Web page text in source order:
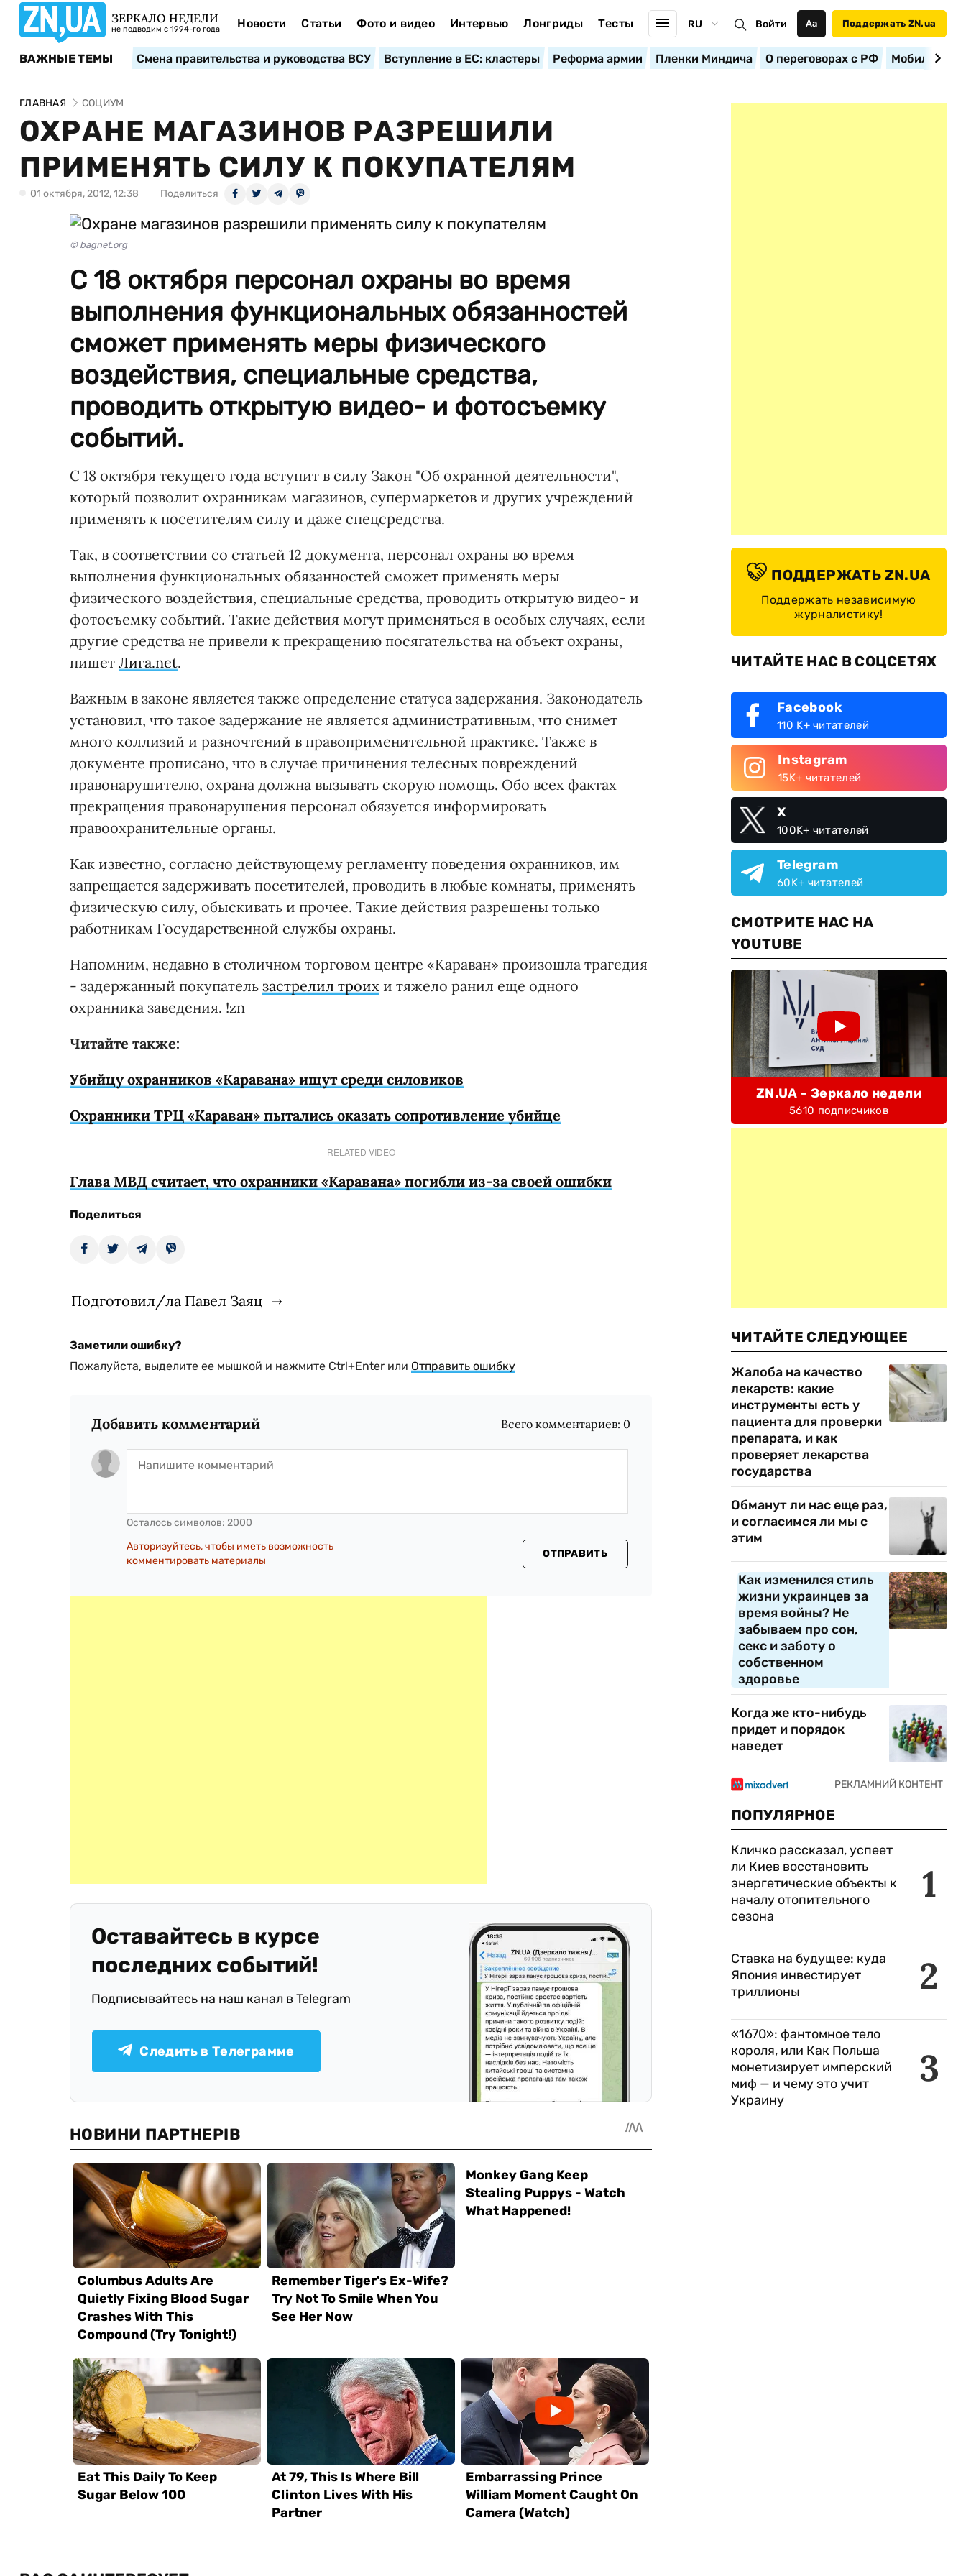
ЗЕРКАЛО НЕДЕЛИ
не подводим с 1994-го года Новости Статьи Фото и видео Интервью Лонгриды Тесты RU Войти Аа Поддержать ZN.ua
ВАЖНЫЕ ТЕМЫ Смена правительства и руководства ВСУ Вступление в ЕС: кластеры Реформа армии Пленки Миндича О переговорах с РФ
ГЛАВНАЯ СОЦИУМ
ОХРАНЕ МАГАЗИНОВ РАЗРЕШИЛИ
ПРИМЕНЯТЬ СИЛУ К ПОКУПАТЕЛЯМ
01 октября, 2012, 12:38 Поделиться
© bagnet.org
С 18 октября персонал охраны во время
выполнения функциональных обязанностей
сможет применять меры физического
воздействия, специальные средства,
проводить открытую видео- и фотосъемку
событий.
С 18 октября текущего года вступит в силу Закон "Об охранной деятельности",
который позволит охранникам магазинов, супермаркетов и других учреждений
применять к посетителям силу и даже спецсредства.
Так, в соответствии со статьей 12 документа, персонал охраны во время
выполнения функциональных обязанностей сможет применять меры
физического воздействия, специальные средства, проводить открытую видео- и
фотосъемку событий. Такие действия могут применяться в особых случаях, если
другие средства не привели к прекращению посягательства на объект охраны,
пишет Лига.net.
Важным в законе является также определение статуса задержания. Законодатель
установил, что такое задержание не является административным, что снимет
много коллизий и разночтений в правоприменительной практике. Также в
документе прописано, что в случае причинения телесных повреждений
правонарушителю, охрана должна вызывать скорую помощь. Обо всех фактах
прекращения правонарушения персонал обязуется информировать
правоохранительные органы.
Как известно, согласно действующему регламенту поведения охранников, им
запрещается задерживать посетителей, проводить в любые комнаты, применять
физическую силу, обыскивать и прочее. Такие действия разрешены только
работникам Государственной службы охраны.
Напомним, недавно в столичном торговом центре «Караван» произошла трагедия
- задержанный покупатель застрелил троих и тяжело ранил еще одного
охранника заведения. !zn
Читайте также:
Убийцу охранников «Каравана» ищут среди силовиков
Охранники ТРЦ «Караван» пытались оказать сопротивление убийце
RELATED VIDEO
Глава МВД считает, что охранники «Каравана» погибли из-за своей ошибки
Поделиться
Подготовил/ла Павел Заяц
Заметили ошибку?
Пожалуйста, выделите ее мышкой и нажмите Ctrl+Enter или Отправить ошибку
Добавить комментарий Всего комментариев: 0
Осталось символов: 2000
Авторизуйтесь, чтобы иметь возможность
комментировать материалы
ОТПРАВИТЬ
Оставайтесь в курсе
последних событий!
Подписывайтесь на наш канал в Telegram
Следить в Телеграмме
ПОДДЕРЖАТЬ ZN.UA
Поддержать независимую
журналистику!
ЧИТАЙТЕ НАС В СОЦСЕТЯХ
Facebook
110 K+ читателей
Instagram
15K+ читателей
X
100K+ читателей
Telegram
60K+ читателей
СМОТРИТЕ НАС НА
YOUTUBE
ZN.UA - Зеркало недели
5610 подписчиков
ЧИТАЙТЕ СЛЕДУЮЩЕЕ
Жалоба на качество
лекарств: какие
инструменты есть у
пациента для проверки
препарата, и как
проверяет лекарства
государства
Обманут ли нас еще раз,
и согласимся ли мы с
этим
Как изменился стиль
жизни украинцев за
время войны? Не
забываем про сон,
секс и заботу о
собственном
здоровье
Когда же кто-нибудь
придет и порядок
наведет
ПОПУЛЯРНОЕ
1
Кличко рассказал, успеет
ли Киев восстановить
энергетические объекты к
началу отопительного
сезона
2
Ставка на будущее: куда
Япония инвестирует
триллионы
3
«1670»: фантомное тело
короля, или Как Польша
монетизирует имперский
миф — и чему это учит
Украину